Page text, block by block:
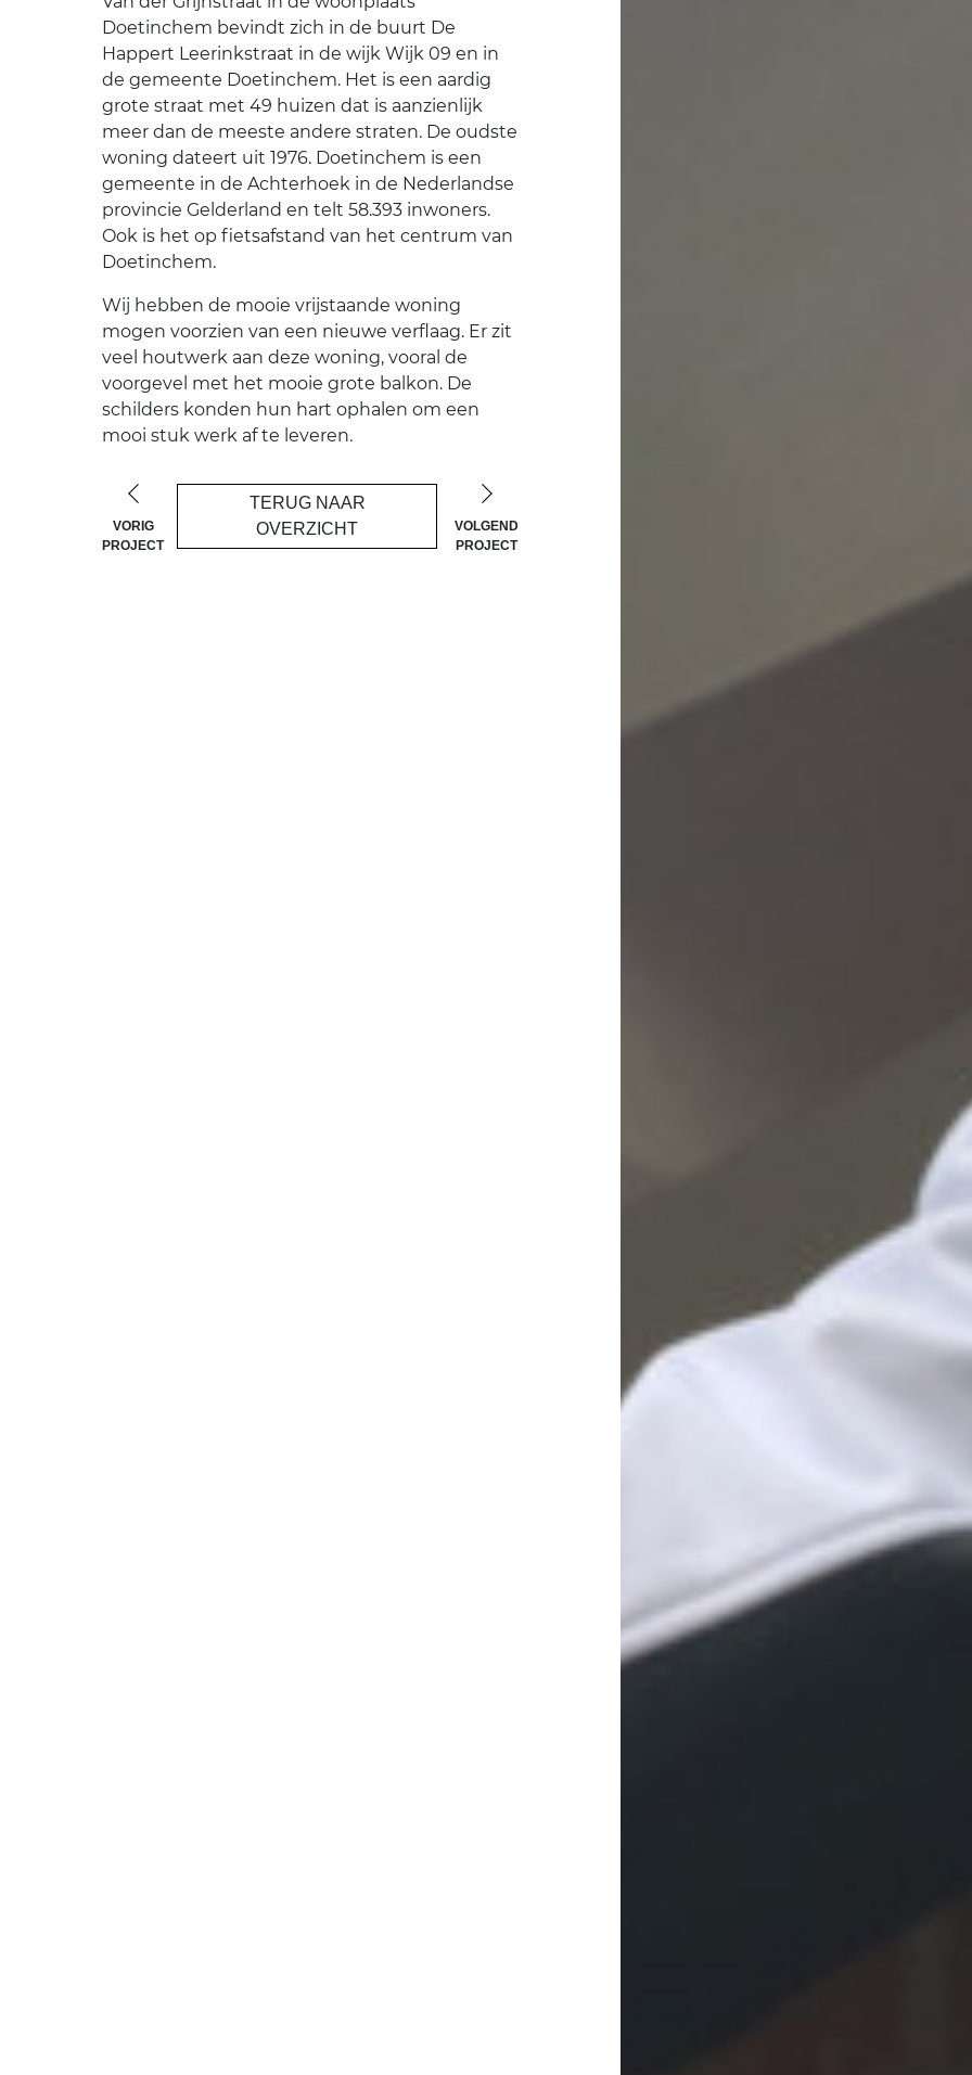
Doetinchem bevindt zich in de buurt De
Happert Leerinkstraat in de wijk Wijk 09 en in
de gemeente Doetinchem. Het is een aardig
grote straat met 49 huizen dat is aanzienlijk
meer dan de meeste andere straten. De oudste
woning dateert uit 1976. Doetinchem is een
gemeente in de Achterhoek in de Nederlandse
provincie Gelderland en telt 58.393 inwoners.
Ook is het op fietsafstand van het centrum van
Doetinchem.
Wij hebben de mooie vrijstaande woning
mogen voorzien van een nieuwe verflaag. Er zit
veel houtwerk aan deze woning, vooral de
voorgevel met het mooie grote balkon. De
schilders konden hun hart ophalen om een
mooi stuk werk af te leveren.
VORIG
PROJECT
TERUG NAAR
OVERZICHT
VOLGEND
PROJECT